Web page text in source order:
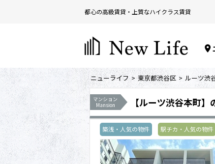
都心の高級賃貸・上質なハイクラス賃貸
ニューライフ 東京都渋谷区 ルーツ渋
マンション
Mansion
【ルーツ渋谷本町
築浅・人気の物件 駅チカ・人気の物件